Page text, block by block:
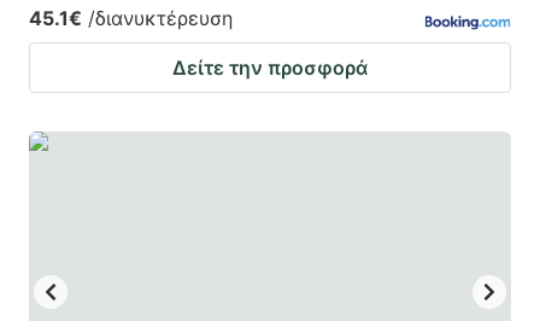
45.1€ /διανυκτέρευση
Δείτε την προσφορά